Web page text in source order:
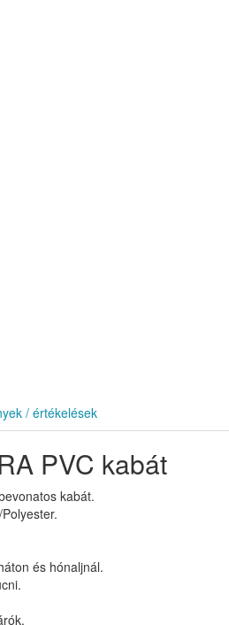
/ értékelések
PVC kabát
kabát.
és hónaljnál.